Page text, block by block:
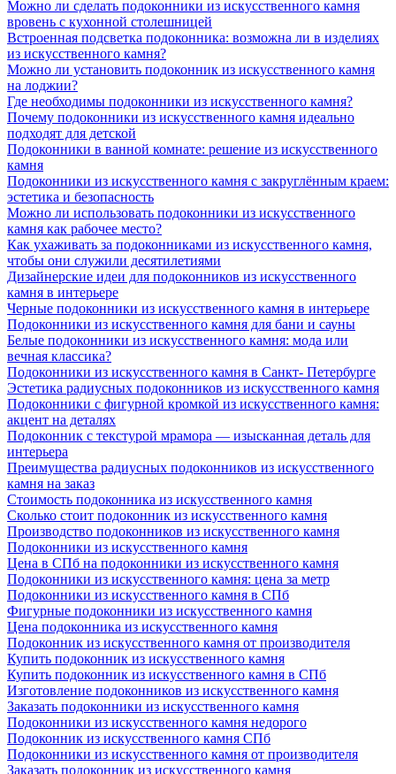
Можно ли сделать подоконники из искусственного камня
вровень с кухонной столешницей
Встроенная подсветка подоконника: возможна ли в изделиях
из искусственного камня?
Можно ли установить подоконник из искусственного камня
на лоджии?
Где необходимы подоконники из искусственного камня?
Почему подоконники из искусственного камня идеально
подходят для детской
Подоконники в ванной комнате: решение из искусственного
камня
Подоконники из искусственного камня с закруглённым краем:
эстетика и безопасность
Можно ли использовать подоконники из искусственного
камня как рабочее место?
Как ухаживать за подоконниками из искусственного камня,
чтобы они служили десятилетиями
Дизайнерские идеи для подоконников из искусственного
камня в интерьере
Черные подоконники из искусственного камня в интерьере
Подоконники из искусственного камня для бани и сауны
Белые подоконники из искусственного камня: мода или
вечная классика?
Подоконники из искусственного камня в Санкт- Петербурге
Эстетика радиусных подоконников из искусственного камня
Подоконники с фигурной кромкой из искусственного камня:
акцент на деталях
Подоконник с текстурой мрамора — изысканная деталь для
интерьера
Преимущества радиусных подоконников из искусственного
камня на заказ
Стоимость подоконника из искусственного камня
Сколько стоит подоконник из искусственного камня
Производство подоконников из искусственного камня
Подоконники из искусственного камня
Цена в СПб на подоконники из искусственного камня
Подоконники из искусственного камня: цена за метр
Подоконники из искусственного камня в СПб
Фигурные подоконники из искусственного камня
Цена подоконника из искусственного камня
Подоконник из искусственного камня от производителя
Купить подоконник из искусственного камня
Купить подоконник из искусственного камня в СПб
Изготовление подоконников из искусственного камня
Заказать подоконники из искусственного камня
Подоконники из искусственного камня недорого
Подоконник из искусственного камня СПб
Подоконники из искусственного камня от производителя
Заказать подоконник из искусственного камня